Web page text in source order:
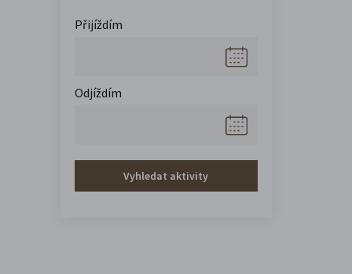
Přijíždím
Odjíždím
Vyhledat aktivity